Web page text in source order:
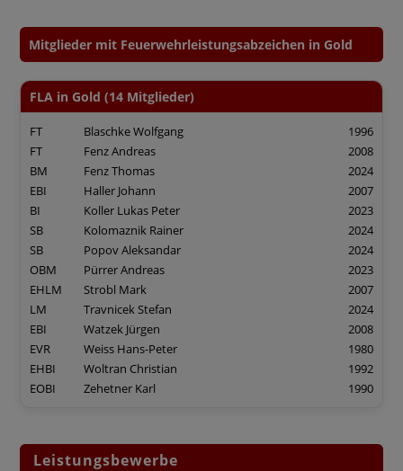
Mitglieder mit Feuerwehrleistungsabzeichen in Gold
FLA in Gold (14 Mitglieder)
FT Blaschke Wolfgang
1996
FT
Fenz Andreas
2008
BM
Fenz Thomas
2024
EBI
Haller Johann
2007
BI
Koller Lukas Peter
2023
SB
Kolomaznik Rainer
2024
SB
Popov Aleksandar
2024
OBM
Pürrer Andreas
2023
EHLM
Strobl Mark
2007
LM
Travnicek Stefan
2024
EBI
Watzek Jürgen
2008
EVR
Weiss Hans-Peter
1980
EHBI
Woltran Christian
1992
EOBI
Zehetner Karl 1990
Leistungsbewerbe